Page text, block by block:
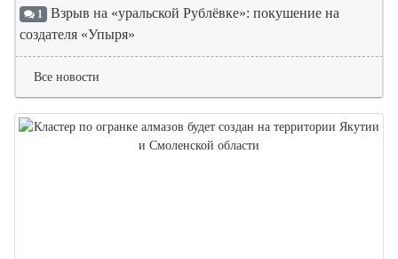
1 Взрыв на «уральской Рублёвке»: покушение на
создателя «Упыря»
Все новости